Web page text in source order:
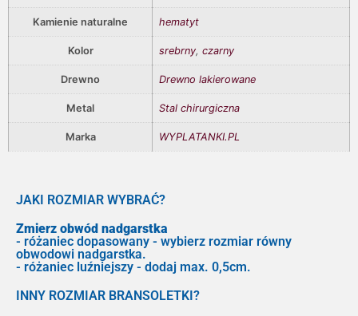
Kamienie naturalne hematyt
Kolor srebrny, czarny
Drewno Drewno lakierowane
Metal Stal chirurgiczna
Marka WYPLATANKI.PL
JAKI ROZMIAR WYBRAĆ?
Zmierz obwód nadgarstka
- różaniec dopasowany - wybierz rozmiar równy
obwodowi nadgarstka.
- różaniec luźniejszy - dodaj max. 0,5cm.
INNY ROZMIAR BRANSOLETKI?